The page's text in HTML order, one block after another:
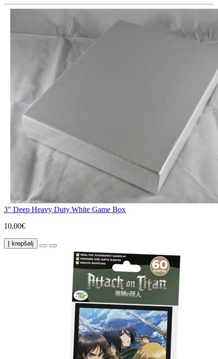
3" Deep Heavy Duty White Game Box
10,00€
Į krepšelį